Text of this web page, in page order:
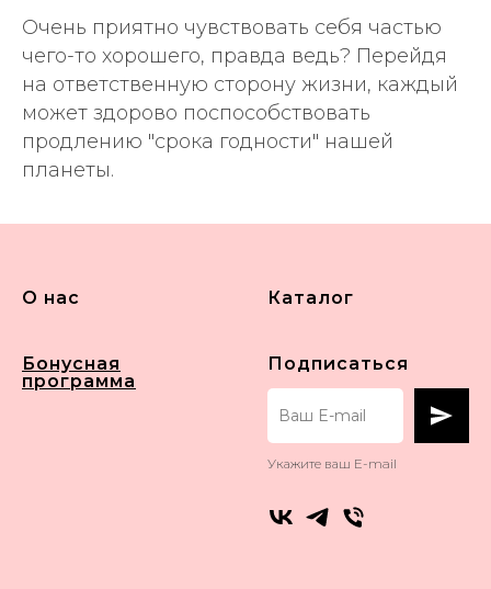
Очень приятно чувствовать себя частью
чего-то хорошего, правда ведь? Перейдя
на ответственную сторону жизни, каждый
может здорово поспособствовать
продлению "срока годности" нашей
планеты.
О нас Каталог
Бонусная
программа
Подписаться
Укажите ваш E-mail